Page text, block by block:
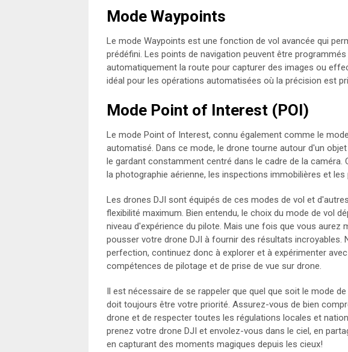
Mode Waypoints
Le mode Waypoints est une fonction de vol avancée qui
prédéfini. Les points de navigation peuvent être
automatiquement la route pour capturer des images ou
idéal pour les opérations automatisées où la précision est
Mode Point of Interest (POI)
Le mode Point of Interest, connu également comme le
automatisé. Dans ce mode, le drone tourne autour d'un
le gardant constamment centré dans le cadre de la
la photographie aérienne, les inspections immobilières et les
Les drones DJI sont équipés de ces modes de vol et
flexibilité maximum. Bien entendu, le choix du mode de vol
niveau d'expérience du pilote. Mais une fois que vous aurez
pousser votre drone DJI à fournir des résultats incroyables.
perfection, continuez donc à explorer et à expérimenter
compétences de pilotage et de prise de vue sur drone.
Il est nécessaire de se rappeler que quel que soit le mode
doit toujours être votre priorité. Assurez-vous de bien
drone et de respecter toutes les régulations locales et
prenez votre drone DJI et envolez-vous dans le ciel, en
en capturant des moments magiques depuis les cieux!